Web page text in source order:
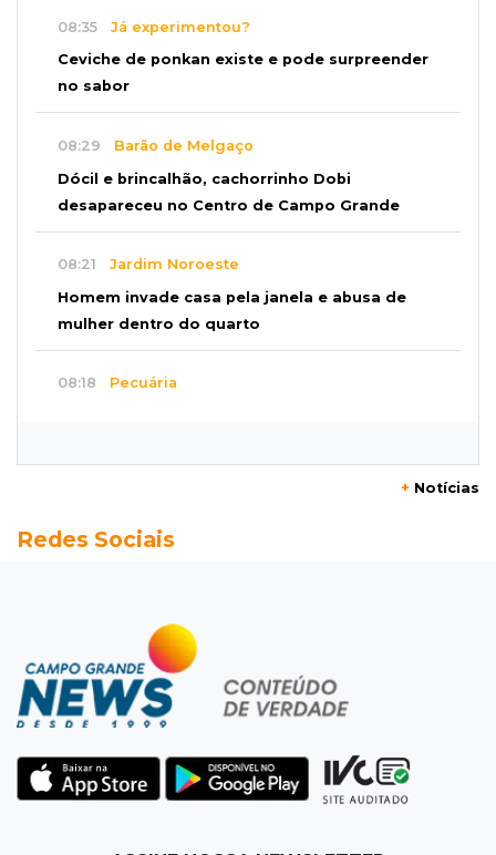
08:35 Já experimentou?
Ceviche de ponkan existe e pode surpreender
no sabor
08:29 Barão de Melgaço
Dócil e brincalhão, cachorrinho Dobi
desapareceu no Centro de Campo Grande
08:21 Jardim Noroeste
Homem invade casa pela janela e abusa de
mulher dentro do quarto
08:18 Pecuária
Roupinha no calor pode virar uma “estufa” e
Piloto paraplégico
Ele vendeu a casa para virar piloto, mas pulo
na piscina mudou tudo
É só abrir o porta-malas: Fábio assa chipa e
até “chirros” dentro do carro
+ Notícias
Redes Sociais